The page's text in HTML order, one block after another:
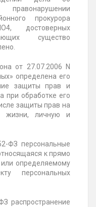
прокурора
достоверных
существо
от 27.07.2006 N
определена его
защиты прав и
при обработке его
защиты прав на
жизни, личную и
ФЗ персональные
к прямо
определяемому
персональных
распространение